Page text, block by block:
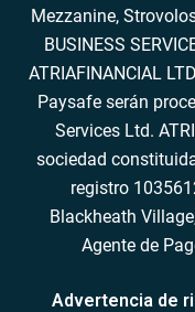
Mezzanine,
BUSINESS
ATRIAFINANCIAL
Paysafe serán
Services Ltd.
sociedad
registro
Blackheath
Agente de
Advertencia de